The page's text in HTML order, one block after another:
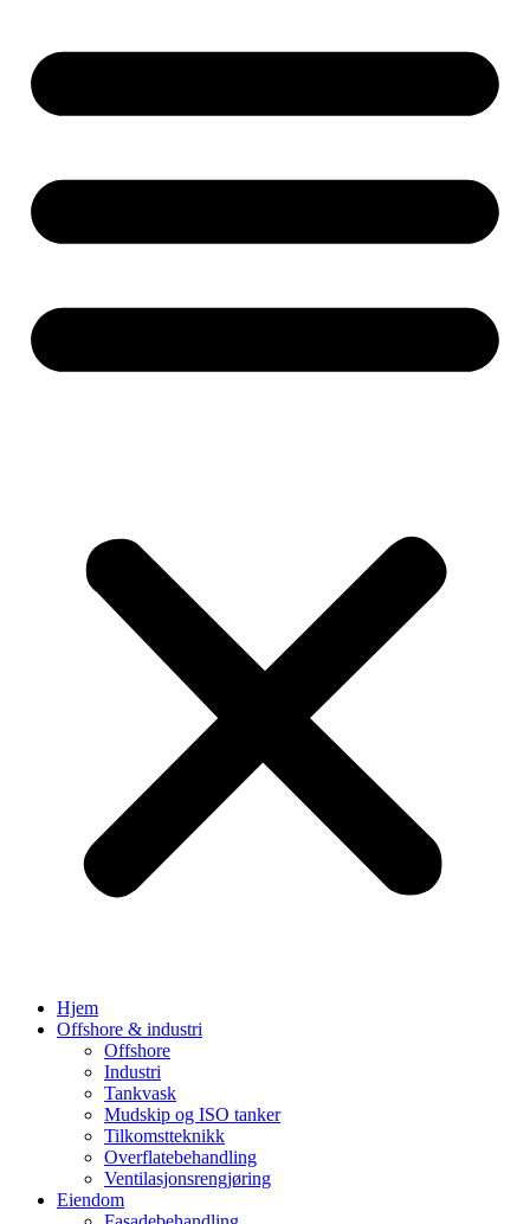
Hjem
Offshore & industri
Offshore
Industri
Tankvask
Mudskip og ISO tanker
Tilkomstteknikk
Overflatebehandling
Ventilasjonsrengjøring
Eiendom